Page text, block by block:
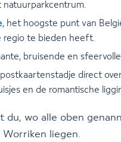
natuurparkcentrum.
, het hoogste punt van
regio te bieden heeft.
bruisende en
direct
en de romantische
du, wo alle oben
liegen.